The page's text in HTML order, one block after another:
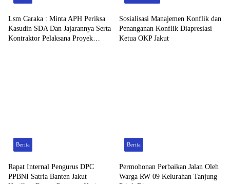
Lsm Caraka : Minta APH Periksa
Kasudin SDA Dan Jajarannya Serta
Kontraktor Pelaksana Proyek
Sosialisasi Manajemen Konflik dan
Penanganan Konflik Diapresiasi
Ketua OKP Jakut
Berita
Rapat Internal Pengurus DPC
PPBNI Satria Banten Jakut
Berita
Permohonan Perbaikan Jalan Oleh
Warga RW 09 Kelurahan Tanjung